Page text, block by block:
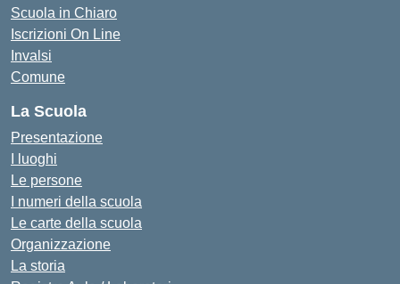
Scuola in Chiaro
Iscrizioni On Line
Invalsi
Comune
La Scuola
Presentazione
I luoghi
Le persone
I numeri della scuola
Le carte della scuola
Organizzazione
La storia